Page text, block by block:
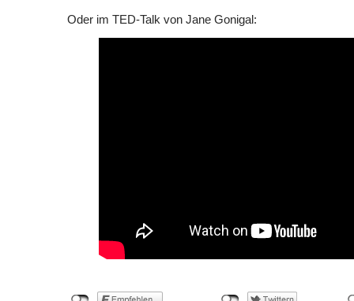
Oder im TED-Talk von Jane Gonigal: